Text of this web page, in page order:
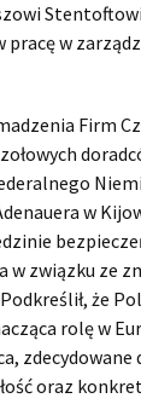
pracę w
Firm
w
w związku ze
że
rolę w
zdecydowane
oraz